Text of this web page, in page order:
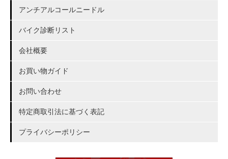
アンチアルコールニードル
バイク診断リスト
会社概要
お買い物ガイド
お問い合わせ
特定商取引法に基づく表記
プライバシーポリシー